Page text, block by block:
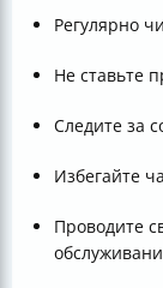
Регулярно
Не ставьте
Следите за
Избегайте
Проводите